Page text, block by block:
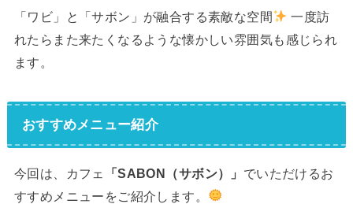
「ワビ」と「サボン」が融合する素敵な空間
一度訪
れたらまた来たくなるような懐かしい雰囲気も感じられ
ます。
おすすめメニュー紹介
今回は、カフェ 「SABON（サボン）」 でいただけるお
すすめメニューをご紹介します。